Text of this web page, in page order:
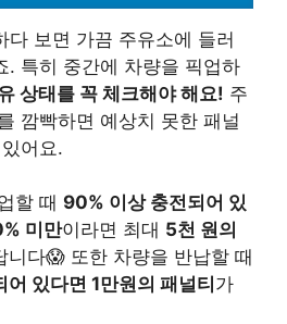
다 보면 가끔 주유소에 들러
. 특히 중간에 차량을 픽업하
상태를 꼭 체크해야 해요! 주
깜빡하면 예상치 못한 패널
어요.
할 때 90% 이상 충전되어 있
미만이라면 최대 5천 원의
니다😱 또한 차량을 반납할 때
있다면 1만원의 패널티 가